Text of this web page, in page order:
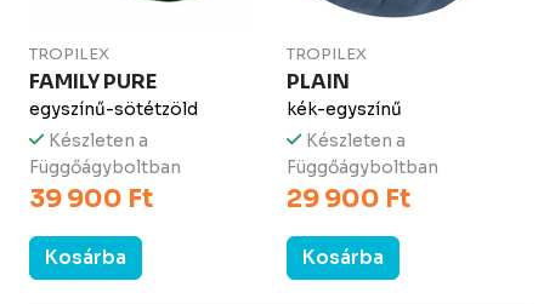
TROPILEX
FAMILY PURE
egyszínű-sötétzöld
Készleten a
Függőágyboltban
39 900 Ft
Kosárba
TROPILEX
PLAIN
kék-egyszínű
Készleten a
Függőágyboltban
29 900 Ft
Kosárba